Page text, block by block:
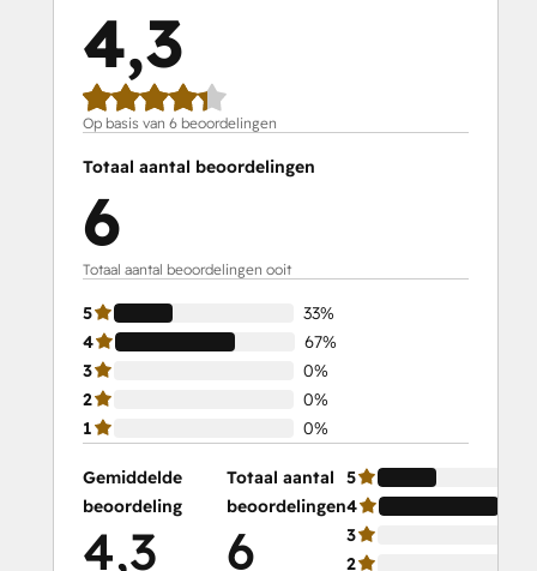
4,3
Op basis van 6 beoordelingen
Totaal aantal beoordelingen
6
Totaal aantal beoordelingen ooit
5
33%
4
67%
3
0%
2
0%
1
0%
Gemiddelde
beoordeling
4,3
Totaal aantal
beoordelingen
6
5
4
3
2